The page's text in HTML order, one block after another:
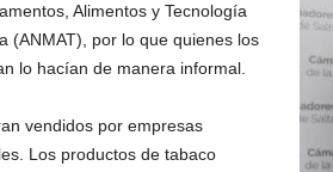
Alimentos y Tecnología
(ANMAT), por lo que quienes los
lo hacían de manera informal.
vendidos por empresas
Los productos de tabaco